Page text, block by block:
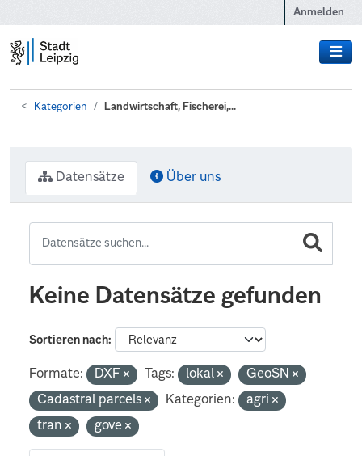
Anmelden
Kategorien Landwirtschaft, Fischerei,...
Datensätze Über uns
Keine Datensätze gefunden
Sortieren nach
Formate: DXF Tags: lokal
GeoSN
Cadastral parcels
Kategorien:
agri
tran
gove